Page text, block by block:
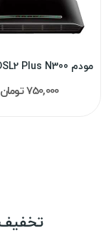
750,000 تومان